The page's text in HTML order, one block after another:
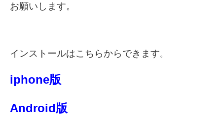
お願いします。
インストールはこちらからできます。
iphone版
Android版